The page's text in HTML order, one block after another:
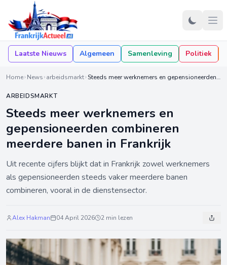
Laatste Nieuws Algemeen Samenleving Politiek
Home News arbeidsmarkt Steeds meer werknemers en gepensioneerden combineren meerdere banen in Frankrijk
ARBEIDSMARKT
Steeds meer werknemers en
gepensioneerden combineren
meerdere banen in Frankrijk
Uit recente cijfers blijkt dat in Frankrijk zowel werknemers
als gepensioneerden steeds vaker meerdere banen
combineren, vooral in de dienstensector.
Alex Hakman 04 April 2026 2 min lezen